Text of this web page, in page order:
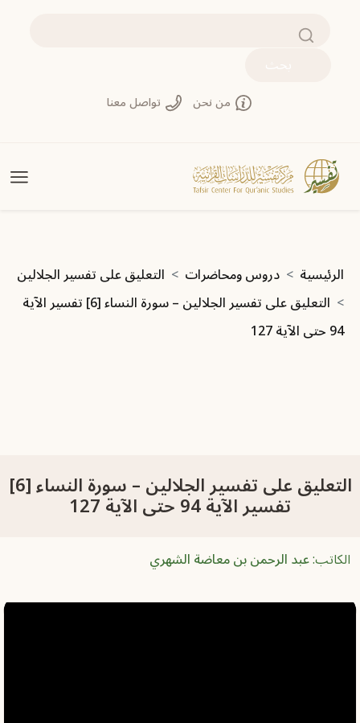
من نحن تواصل معنا
مسار التنقل
الرئيسية دروس ومحاضرات
التعليق على تفسير الجلالين
التعليق على تفسير الجلالين – سورة النساء [6] تفسير الآية
94 حتى الآية 127
التعليق على تفسير الجلالين – سورة النساء [6]
تفسير الآية 94 حتى الآية 127
الكاتب:عبد الرحمن بن معاضة الشهري